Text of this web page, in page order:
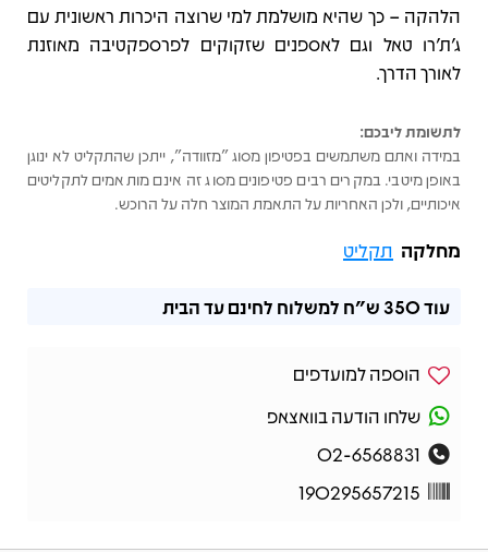
הלהקה – כך שהיא מושלמת למי שרוצה היכרות ראשונית עם
ג’ת’רו טאל וגם לאספנים שזקוקים לפרספקטיבה מאוזנת
לאורך הדרך.
לתשומת ליבכם:
במידה ואתם משתמשים בפטיפון מסוג "מזוודה", ייתכן שהתקליט לא ינוגן
באופן מיטבי. במקרים רבים פטיפונים מסוג זה אינם מותאמים לתקליטים
איכותיים, ולכן האחריות על התאמת המוצר חלה על הרוכש.
מחלקה תקליט
עוד350 ש"ח למשלוח לחינם עד הבית
הוספה למועדפים
שלחו הודעה בוואצאפ
02-6568831
190295657215